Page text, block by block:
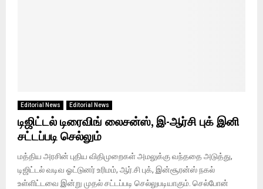
Editorial News Editorial News
டிஜிட்டல் டிரைவிங் லைசன்ஸ், இ-ஆர்சி புக் இனி
சட்டப்படி செல்லும்
மத்திய அரசின் புதிய விதிமுறைகள் அமலுக்கு வந்ததை அடுத்து,
டிஜிட்டல் வடிவ ஓட்டுனர் உரிமம், ஆர்.சி புக், இன்சூரன்ஸ் நகல்
உள்ளிட்டவை இன்று முதல் சட்டப்படி செல்லுபடியாகும். செல்போன்